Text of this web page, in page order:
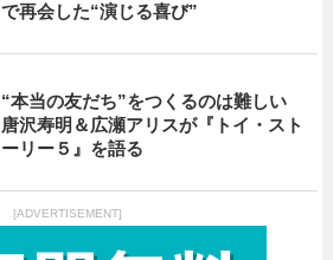
で再会した“演じる喜び”
“本当の友だち”をつくるのは難しい
唐沢寿明＆広瀬アリスが『トイ・スト
ーリー５』を語る
[ADVERTISEMENT]